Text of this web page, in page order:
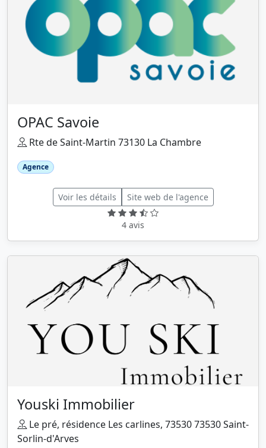
OPAC Savoie
Rte de Saint-Martin 73130 La Chambre
Agence
Voir les détails Site web de l'agence
4 avis
Youski Immobilier
Le pré, résidence Les carlines, 73530 73530 Saint-
Sorlin-d'Arves